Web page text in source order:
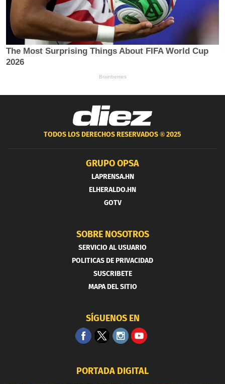
TODOS LOS DERECHOS RESERVADOS ®2025
GRUPO OPSA
LAPRENSA.HN
ELHERALDO.HN
GOTV
SOBRE NOSOTROS
SERVICIO AL USUARIO
POLITICAS DE PRIVACIDAD
SUSCRIBETE
MAPA DEL SITIO
SÍGUENOS EN
PORTADA DIGITAL